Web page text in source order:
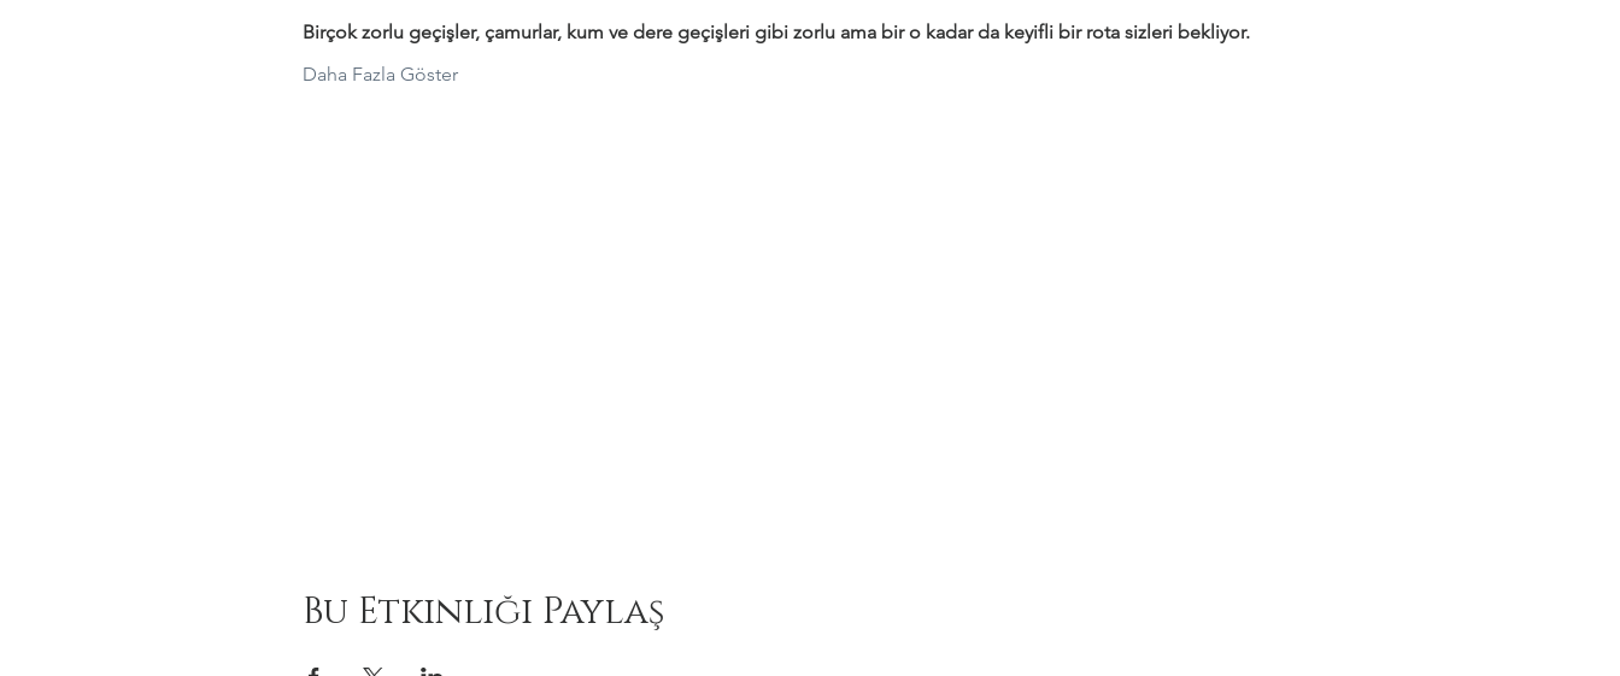
Birçok zorlu geçişler, çamurlar, kum ve dere geçişleri gibi zorlu ama bir o kadar da keyifli bir rota sizleri bekliyor.
Daha Fazla Göster
Bu Etkinliği Paylaş